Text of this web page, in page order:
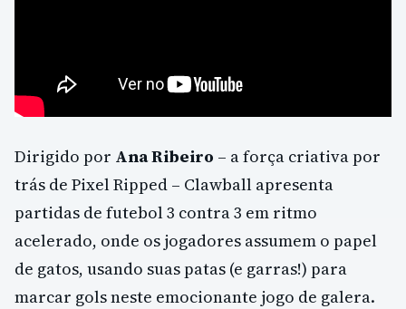
Dirigido por Ana Ribeiro – a força criativa por
trás de Pixel Ripped – Clawball apresenta
partidas de futebol 3 contra 3 em ritmo
acelerado, onde os jogadores assumem o papel
de gatos, usando suas patas (e garras!) para
marcar gols neste emocionante jogo de galera.